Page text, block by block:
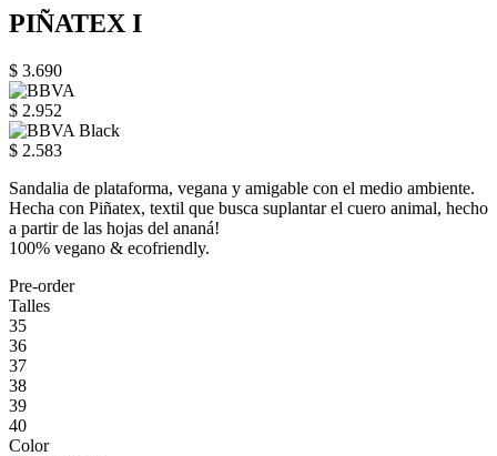
PIÑATEX I
$ 3.690
$ 2.952
$ 2.583
Sandalia de plataforma, vegana y amigable con el medio ambiente.
Hecha con Piñatex, textil que busca suplantar el cuero animal, hecho
a partir de las hojas del ananá!
100% vegano & ecofriendly.
Pre-order
Talles
35
36
37
38
39
40
Color